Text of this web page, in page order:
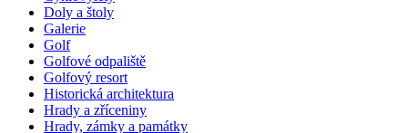
Doly a štoly
Galerie
Golf
Golfové odpaliště
Golfový resort
Historická architektura
Hrady a zříceniny
Hrady, zámky a památky